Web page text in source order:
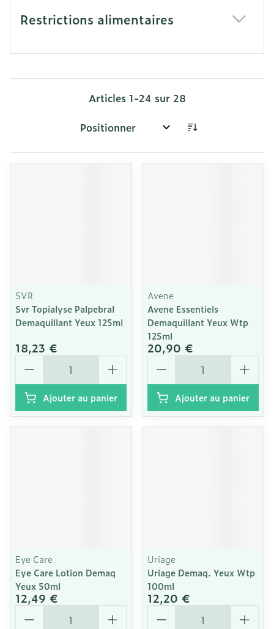
Restrictions alimentaires
Articles 1-24 sur 28
Trier par:
SVR
Svr Topialyse Palpebral
Demaquillant Yeux 125ml
18,23 €
Quantité
Ajouter au panier
Avene
Avene Essentiels
Demaquillant Yeux Wtp
125ml
20,90 €
Quantité
Ajouter au panier
Eye Care
Eye Care Lotion Demaq
Yeux 50ml
12,49 €
Quantité
Uriage
Uriage Demaq. Yeux Wtp
100ml
12,20 €
Quantité